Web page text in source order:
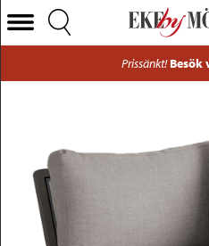
Samvaro modulsoffa lounge
Välj Kategori
Stolar
Sängar
Förvaring
Prissänkt! Besök